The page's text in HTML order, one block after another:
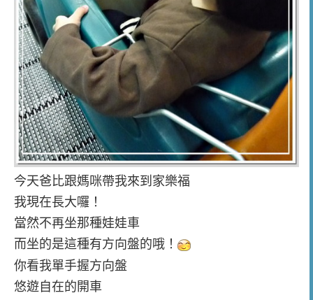
今天爸比跟媽咪帶我來到家樂福
我現在長大囉！
當然不再坐那種娃娃車
而坐的是這種有方向盤的哦！
你看我單手握方向盤
悠遊自在的開車